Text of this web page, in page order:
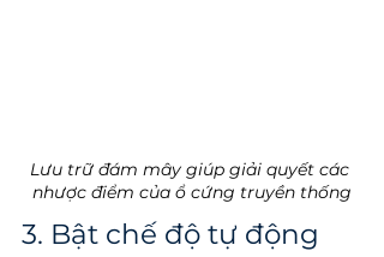
Lưu trữ đám mây giúp giải quyết các
nhược điểm của ổ cứng truyền thống
3. Bật chế độ tự động